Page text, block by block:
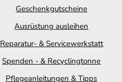
Geschenkgutscheine
Ausrüstung ausleihen
Reparatur- & Servicewerkstatt
Spenden - & Recyclingtonne
Pflegeanleitungen & Tipps